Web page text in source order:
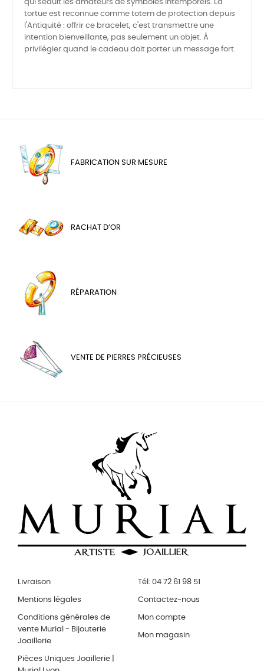
qui séduit les amateurs de symboles intemporels. La
tortue est reconnue comme totem de protection depuis
l'Antiquité : offrir ce bracelet, c'est transmettre une
intention bienveillante, pas seulement un objet. À
privilégier quand le cadeau doit porter un message fort.
FABRICATION SUR MESURE
RACHAT D’OR
RÉPARATION
VENTE DE PIERRES PRÉCIEUSES
Livraison
Mentions légales
Conditions générales de
vente Murial - Bijouterie
Joaillerie
Pièces Uniques Joaillerie |
Tél: 04 72 61 98 51
Contactez-nous
Mon compte
Mon magasin